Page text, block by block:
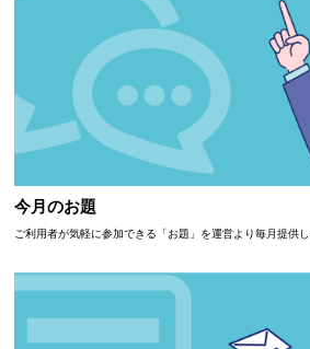
今月のお題
ご利用者が気軽に参加できる「お題」を運営より毎月提供し